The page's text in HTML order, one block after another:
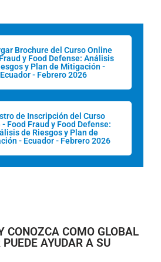
Brochure del Curso Online
y Food Defense: Análisis
y Plan de Mitigación -
Ecuador - Febrero 2026
de Inscripción del Curso
Food Fraud y Food Defense:
de Riesgos y Plan de
- Ecuador - Febrero 2026
CONOZCA COMO GLOBAL
AYUDAR A SU